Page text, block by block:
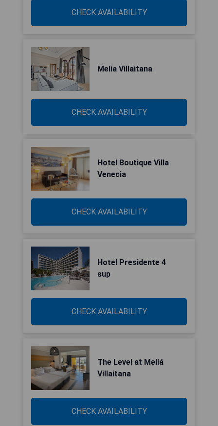
CHECK AVAILABILITY
Melia Villaitana
CHECK AVAILABILITY
Hotel Boutique Villa
Venecia
CHECK AVAILABILITY
Hotel Presidente 4
sup
CHECK AVAILABILITY
The Level at Meliá
Villaitana
CHECK AVAILABILITY